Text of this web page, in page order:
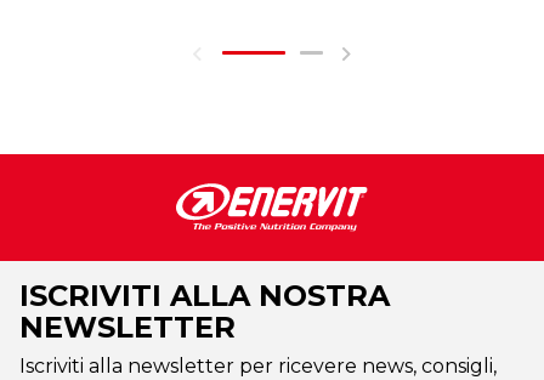
ISCRIVITI ALLA NOSTRA
NEWSLETTER
Iscriviti alla newsletter per ricevere news, consigli,